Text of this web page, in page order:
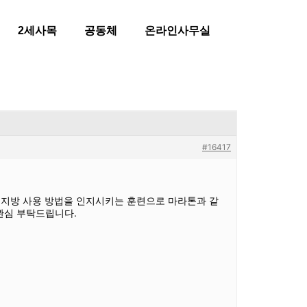
2세사목 공동체 온라인사무실
#16417
방 사용 방법을 인지시키는 훈련으로 마라톤과 같
부탁드립니다.